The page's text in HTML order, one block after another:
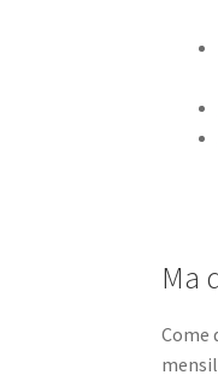
Ma
Come